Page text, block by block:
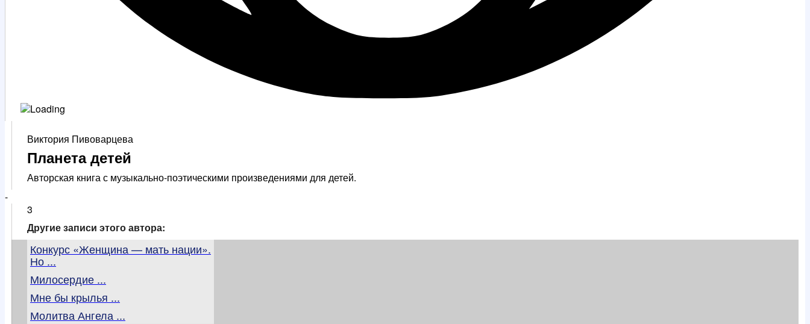
Виктория Пивоварцева
Планета детей
Авторская книга с музыкально-поэтическими произведениями для детей.
-
3
Другие записи этого автора:
Конкурс «Женщина — мать нации».
Но ...
Милосердие ...
Мне бы крылья ...
Молитва Ангела ...